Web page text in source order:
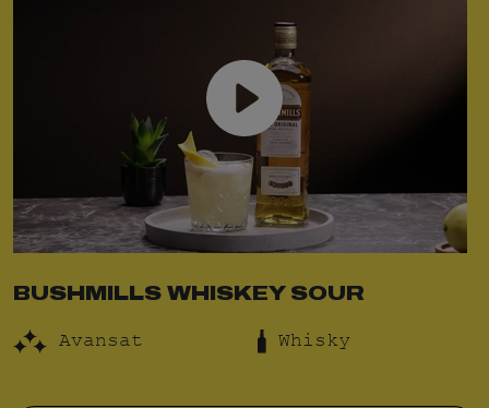
BUSHMILLS WHISKEY SOUR
Avansat Whisky